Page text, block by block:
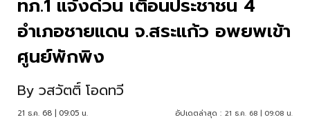
ทภ.1 แจ้งด่วน เตือนประชาชน 4
อำเภอชายแดน จ.สระแก้ว อพยพเข้า
ศูนย์พักพิง
By วสวัตติ์ โอดทวี
21 ธ.ค. 68 | 09:05 น. อัปเดตล่าสุด : 21 ธ.ค. 68 | 09:08 น.